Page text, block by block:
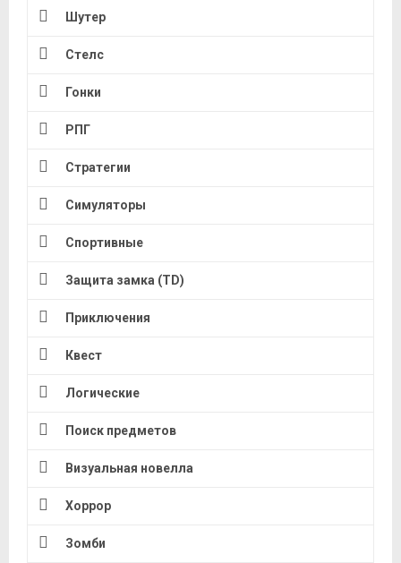
Шутер
Стелс
Гонки
РПГ
Стратегии
Симуляторы
Спортивные
Защита замка (TD)
Приключения
Квест
Логические
Поиск предметов
Визуальная новелла
Хоррор
Зомби